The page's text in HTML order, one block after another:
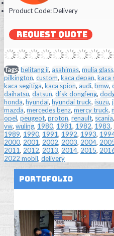
Product Code:Delivery
REQUEST QUOTE
Tags:belitang ii, asahimas, mulia glass
pilkington, custom, kaca depan, kaca
kaca segitiga, kaca spion, audi, bmw,
daihatsu, datsun, dfsk dongfeng,
honda, hyundai, hyundai truck, isuzu,
mazda, mercedes benz, mercy truck,
opel, peugeot, proton, renault, scania,
vw, wuling, 1980, 1981, 1982, 1983,
1989, 1990, 1991, 1992, 1993,
2000, 2001, 2002, 2003, 2004,
2011, 2012, 2013, 2014, 2015,
2022 mobil, delivery
Portofolio